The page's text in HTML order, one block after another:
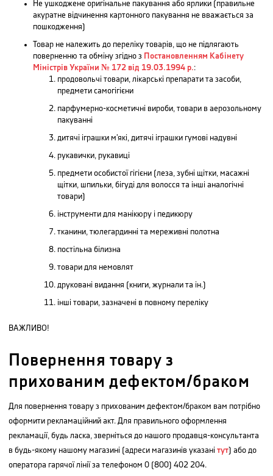
Не ушкоджене оригінальне пакування або ярлики (правильне
акуратне відчинення картонного пакування не вважається за
пошкодження)
Товар не належить до переліку товарів, що не підлягають
поверненню та обміну згідно з П​остановленням Кабінету
Міністрів України № 172 від 19.03.1994 р.:
продовольчі товари, лікарські препарати та засоби,
предмети самогігієни
парфумерно-косметичні вироби, товари в аерозольному
пакуванні
дитячі іграшки м’які, дитячі іграшки гумові надувні
рукавички, рукавиці
предмети особистої гігієни (леза, зубні щітки, масажні
щітки, шпильки, бігуді для волосся та інші аналогічні
товари)
інструменти для манікюру і педикюру
тканини, тюлегардинні та мереживні полотна
постільна білизна
товари для немовлят
друковані видання (книги, журнали та ін.)
інші товари, зазначені в повному переліку
ВАЖЛИВО!
Повернення товару з
прихованим дефектом/браком
Для повернення товару з прихованим дефектом/браком вам потрібно
оформити рекламаційний акт. Для правильного оформлення
рекламації, будь ласка, зверніться до нашого продавця-консультанта
в будь-якому нашому магазині (адреси магазинів указані тут) або до
оператора гарячої лінії за телефоном 0 (800) 402 204.